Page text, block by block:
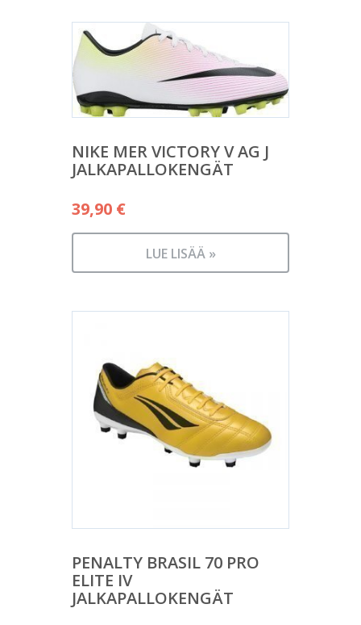
NIKE MER VICTORY V AG J
JALKAPALLOKENGÄT
39,90 €
LUE LISÄÄ »
PENALTY BRASIL 70 PRO
ELITE IV
JALKAPALLOKENGÄT